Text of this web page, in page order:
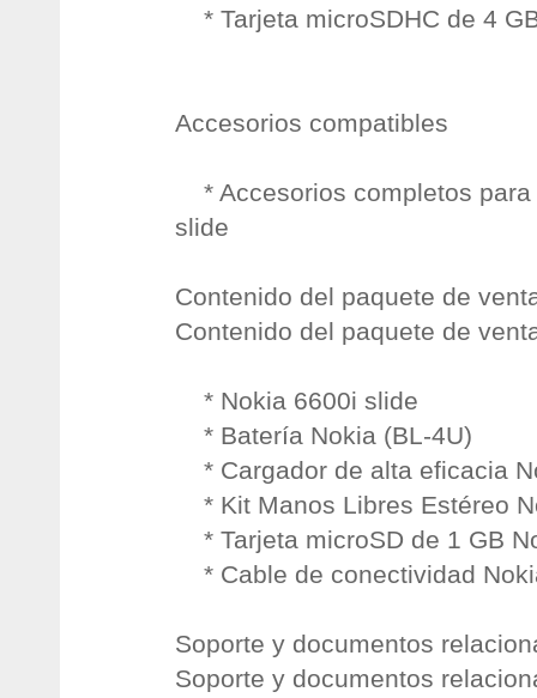
* Tarjeta microSDHC de 4
Accesorios compatibles
* Accesorios completos para
slide
Contenido del paquete de
Contenido del paquete de
* Nokia 6600i slide
* Batería Nokia (BL-4U)
* Cargador de alta eficacia
* Kit Manos Libres Estéreo
* Tarjeta microSD de 1 GB
* Cable de conectividad
Soporte y documentos
Soporte y documentos